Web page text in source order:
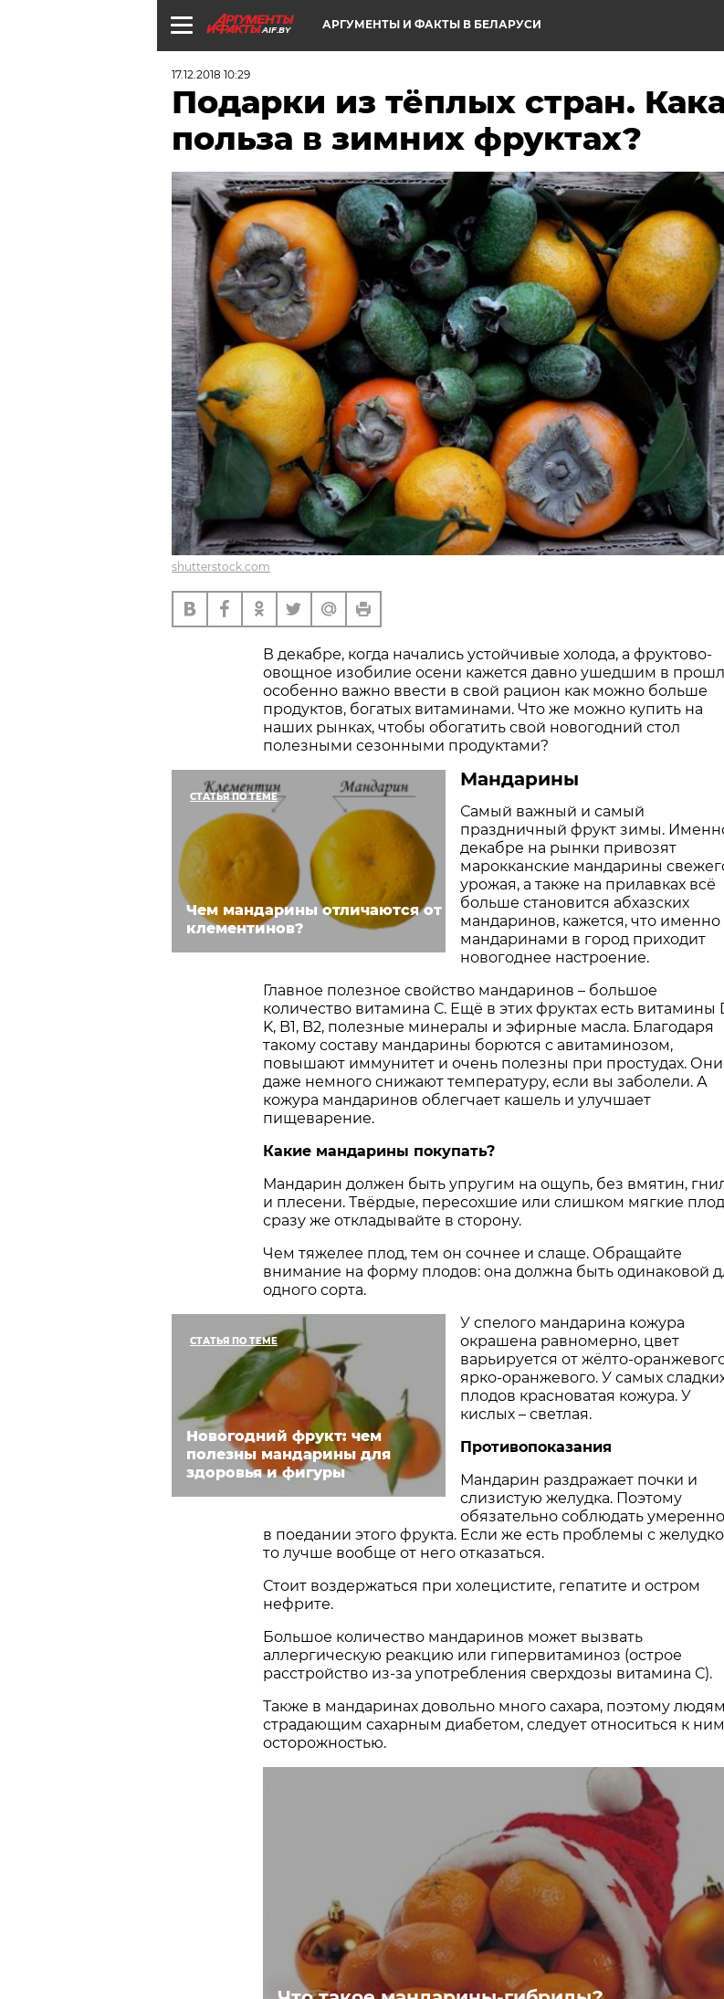
AIF.BY АРГУМЕНТЫ И ФАКТЫ В БЕЛАРУСИ
17.12.2018 10:29
Подарки из тёплых стран.
польза в зимних фруктах?
shutterstock.com
В декабре, когда начались устойчивые холода, а фруктово-
овощное изобилие осени кажется давно ушедшим в
особенно важно ввести в свой рацион как можно больше
продуктов, богатых витаминами. Что же можно купить на
наших рынках, чтобы обогатить свой новогодний стол
полезными сезонными продуктами?
СТАТЬЯ ПО ТЕМЕ
Чем мандарины отличаются от
клементинов?
Мандарины
Самый важный и самый
праздничный фрукт зимы.
декабре на рынки привозят
марокканские мандарины
урожая, а также на прилавках всё
больше становится абхазских
мандаринов, кажется, что именно
мандаринами в город приходит
новогоднее настроение.
Главное полезное свойство мандаринов – большое
количество витамина С. Ещё в этих фруктах есть витамины
K, B1, B2, полезные минералы и эфирные масла. Благодаря
такому составу мандарины борются с авитаминозом,
повышают иммунитет и очень полезны при простудах. Они
даже немного снижают температуру, если вы заболели. А
кожура мандаринов облегчает кашель и улучшает
пищеварение.
Какие мандарины покупать?
Мандарин должен быть упругим на ощупь, без вмятин,
и плесени. Твёрдые, пересохшие или слишком мягкие
сразу же откладывайте в сторону.
Чем тяжелее плод, тем он сочнее и слаще. Обращайте
внимание на форму плодов: она должна быть одинаковой
одного сорта.
СТАТЬЯ ПО ТЕМЕ
Новогодний фрукт: чем
полезны мандарины для
здоровья и фигуры
У спелого мандарина кожура
окрашена равномерно, цвет
варьируется от жёлто-
ярко-оранжевого. У самых
плодов красноватая кожура. У
кислых – светлая.
Противопоказания
Мандарин раздражает почки и
слизистую желудка. Поэтому
обязательно соблюдать
в поедании этого фрукта. Если же есть проблемы с
то лучше вообще от него отказаться.
Стоит воздержаться при холецистите, гепатите и остром
нефрите.
Большое количество мандаринов может вызвать
аллергическую реакцию или гипервитаминоз (острое
расстройство из-за употребления сверхдозы витамина С).
Также в мандаринах довольно много сахара, поэтому
страдающим сахарным диабетом, следует относиться к
осторожностью.